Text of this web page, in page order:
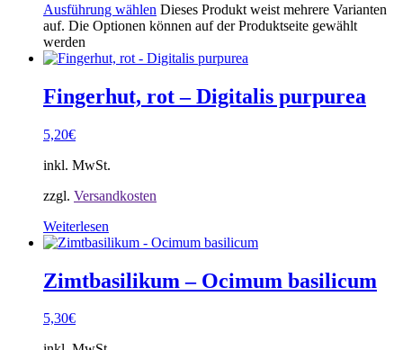
Ausführung wählen Dieses Produkt weist mehrere Varianten
auf. Die Optionen können auf der Produktseite gewählt
werden
Fingerhut, rot – Digitalis purpurea
5,20€
inkl. MwSt.
zzgl. Versandkosten
Weiterlesen
Zimtbasilikum – Ocimum basilicum
5,30€